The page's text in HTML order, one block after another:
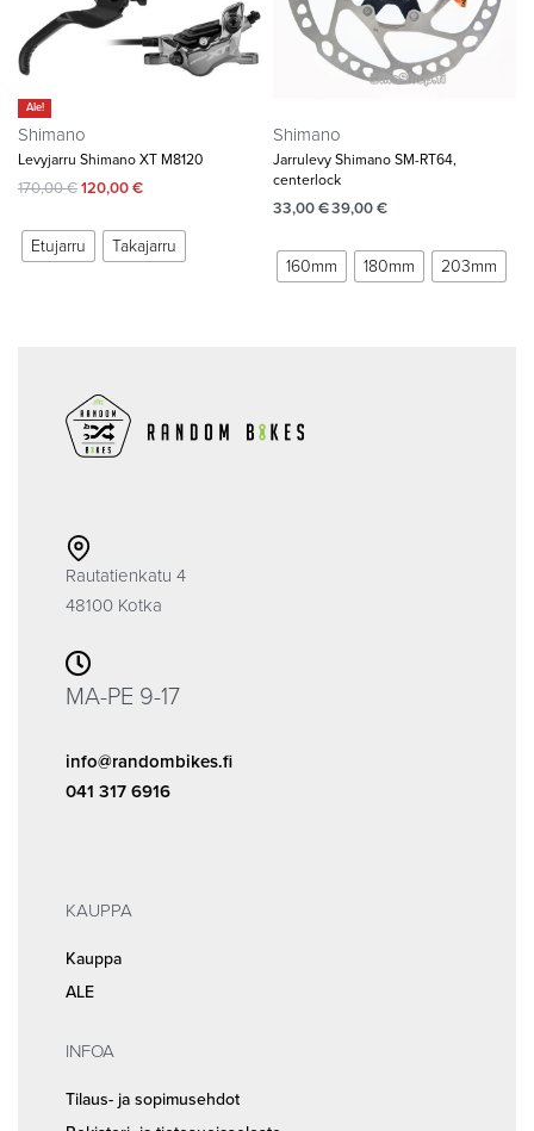
Ale!
Shimano
Levyjarru Shimano XT M8120
170,00€120,00€
Etujarru Takajarru
Shimano
Jarrulevy Shimano SM-RT64,
centerlock
33,00€39,00€
160mm 180mm 203mm
Rautatienkatu 4
48100 Kotka
MA-PE 9-17
info@randombikes.fi
041 317 6916
KAUPPA
Kauppa
ALE
INFOA
Tilaus- ja sopimusehdot